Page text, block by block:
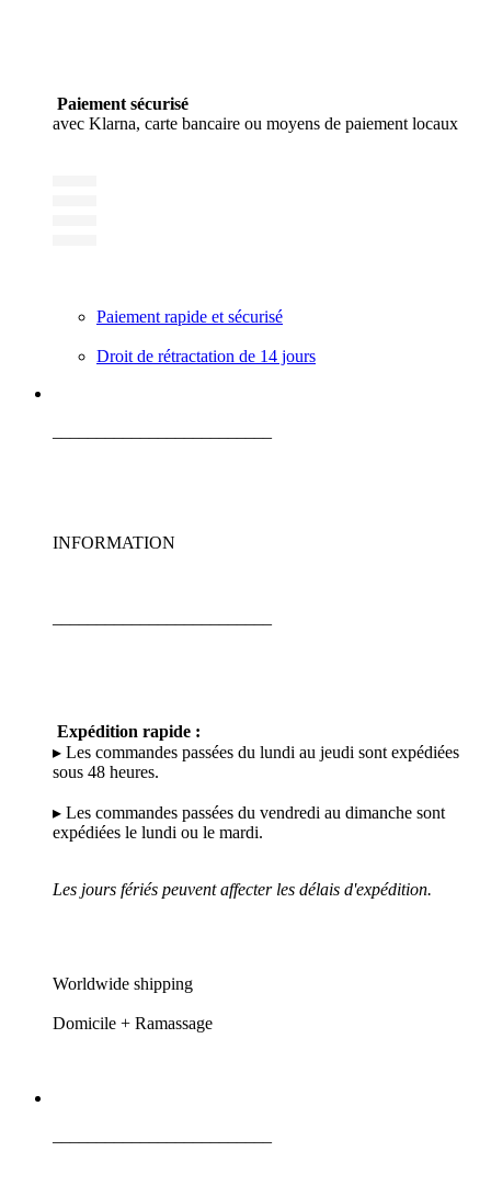
Paiement sécurisé
avec Klarna, carte bancaire ou moyens de paiement locaux
Paiement rapide et sécurisé
Droit de rétractation de 14 jours
INFORMATION
Expédition rapide :
▸ Les commandes passées du lundi au jeudi sont expédiées
sous 48 heures.
▸ Les commandes passées du vendredi au dimanche sont
expédiées le lundi ou le mardi.
Les jours fériés peuvent affecter les délais d'expédition.
Worldwide shipping
Domicile + Ramassage